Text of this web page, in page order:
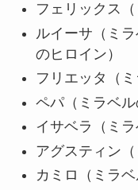
フェリックス
ルイーサ（ミ
のヒロイン）
フリエッタ（
ペパ（ミラベ
イサベラ（ミ
アグスティン
カミロ（ミラ